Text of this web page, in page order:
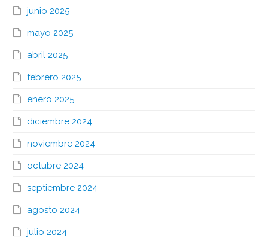
junio 2025
mayo 2025
abril 2025
febrero 2025
enero 2025
diciembre 2024
noviembre 2024
octubre 2024
septiembre 2024
agosto 2024
julio 2024